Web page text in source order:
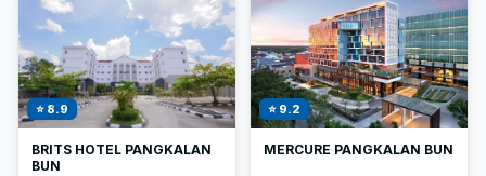
⭐ 8.9
BRITS HOTEL PANGKALAN
BUN
⭐ 9.2
MERCURE PANGKALAN BUN